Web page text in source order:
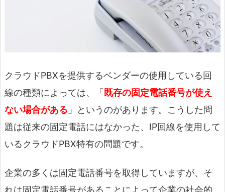
クラウドPBXを提供するベンダーの使用している回
線の種類によっては、「既存の固定電話番号が使え
ない場合がある 」というのがあります。こうした問
題は従来の固定電話にはなかった、IP回線を使用して
いるクラウドPBX特有の問題です。
企業の多くは固定電話番号を取得していますが、そ
れは固定電話番号があることによって企業の社会的